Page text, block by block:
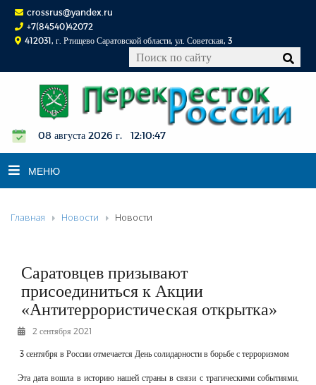
crossrus@yandex.ru
+7(84540)42072
412031, г. Ртищево Саратовской области, ул. Советская, 3
08 августа 2026 г. 12:10:48
МЕНЮ
НОВОСТИ
К СВЕДЕНИЮ
КОНКУРСЫ
ФОТОРЕПОРТАЖИ
РЕКЛАМОДАТЕЛЯМ
ОБЪЯВЛЕНИЯ
КОНТАКТЫ
Главная Новости Новости
Саратовцев призывают
присоединиться к Акции
«Антитеррористическая открытка»
2 сентября 2021
3 сентября в России отмечается День солидарности в борьбе с терроризмом
Эта дата вошла в историю нашей страны в связи с трагическими событиями,